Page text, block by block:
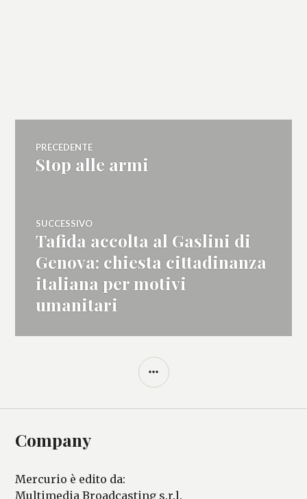
Navigazione
articoli
PRECEDENTE
Articolo
precedente:
Stop alle armi
SUCCESSIVO
Articolo
Tafida accolta al Gaslini di
Genova: chiesta cittadinanza
italiana per motivi
umanitari
BARRA
Company
Mercurio è edito da:
Multimedia Broadcasting s.r.l.